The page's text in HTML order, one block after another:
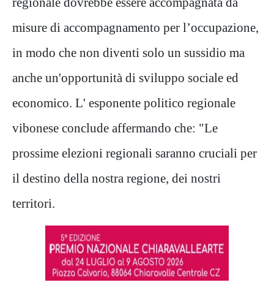
misure di accompagnamento per l’occupazione,
in modo che non diventi solo un sussidio ma
anche un'opportunità di sviluppo sociale ed
economico. L' esponente politico regionale
vibonese conclude affermando che: "Le
prossime elezioni regionali saranno cruciali per
il destino della nostra regione, dei nostri
territori.